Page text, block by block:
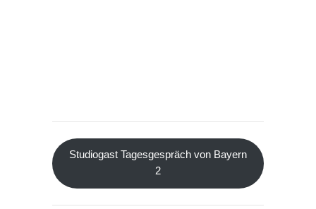
Studiogast Tagesgespräch von Bayern
2